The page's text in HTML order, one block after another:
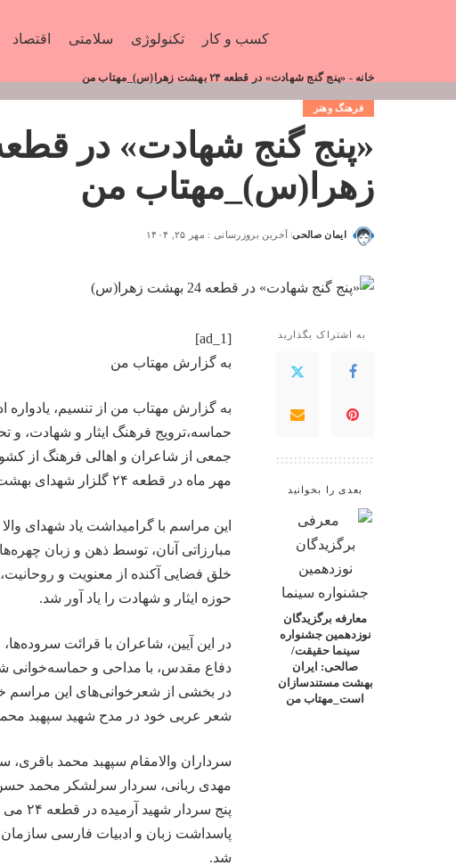
کسب و کار تکنولوژی سلامتی اقتصاد
خانه - «پنج گنج شهادت» در قطعه ۲۴ بهشت زهرا(س)_مهتاب من
فرهنگ وهنر
زهرا(س)_مهتاب من
ایمان صالحی آخرین بروزرسانی : مهر ۲۵, ۱۴۰۴
به اشتراک بگذارید
بعدی را بخوانید
معارفه برگزیدگان
نوزدهمین جشنواره
سینما حقیقت/
صالحی: ایران
بهشت مستندسازان
است_مهتاب من
[ad_1]
به گزارش مهتاب من
به گزارش مهتاب من از تنسیم،
حماسه،ترویج فرهنگ ایثار و شهادت، و
مهر ماه در قطعه ۲۴ گلزار شهدای بهشت زهرا(س) برگزار شد.
مبارزاتی آنان، توسط ذهن و زبان
خلق فضایی آکنده از معنویت و
حوزه ایثار و شهادت را یاد آور شد.
در این آیین، شاعران با قرائت
دفاع مقدس، با مداحی و حماسه‌خوانی
در بخشی از شعرخوانی‌های این مراسم
شعر عربی خود در مدح شهید سپهبد
سرداران والامقام سپهبد محمد
مهدی ربانی، سردار سرلشکر محمد
پنج
پاسداشت زبان و ادبیات فارسی
شد.